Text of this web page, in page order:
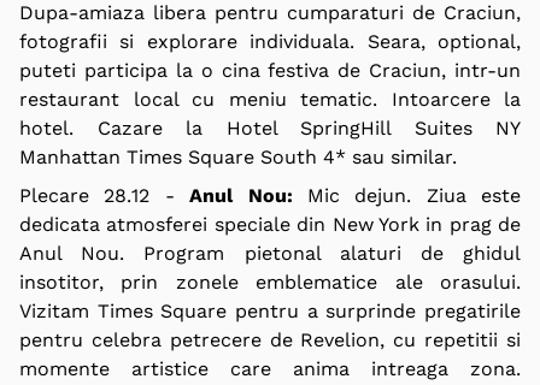
Dupa-amiaza libera pentru cumparaturi de Craciun,
fotografii si explorare individuala. Seara, optional,
puteti participa la o cina festiva de Craciun, intr-un
restaurant local cu meniu tematic. Intoarcere la
hotel. Cazare la Hotel SpringHill Suites NY
Manhattan Times Square South 4* sau similar.
Plecare 28.12 -Anul Nou: Mic dejun. Ziua este
dedicata atmosferei speciale din New York in prag de
Anul Nou. Program pietonal alaturi de ghidul
insotitor, prin zonele emblematice ale orasului.
Vizitam Times Square pentru a surprinde pregatirile
pentru celebra petrecere de Revelion, cu repetitii si
momente artistice care anima intreaga zona.